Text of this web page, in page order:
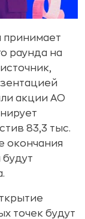
принимает
раунда на
акции АО
83,3 тыс.
окончания
точек будут